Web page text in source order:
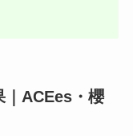
ACEes・櫻